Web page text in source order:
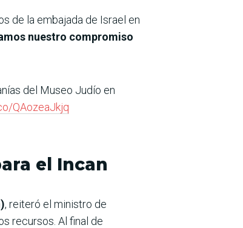
de la embajada de Israel en
nuestro compromiso
del Museo Judío en
QAozeaJkjq
el Incan
, reiteró el ministro de
recursos. Al final de